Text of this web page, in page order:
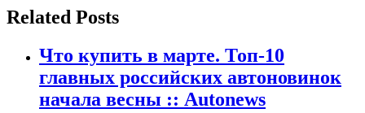
Related Posts
Что купить в марте. Топ-10
главных российских автоновинок
начала весны :: Autonews